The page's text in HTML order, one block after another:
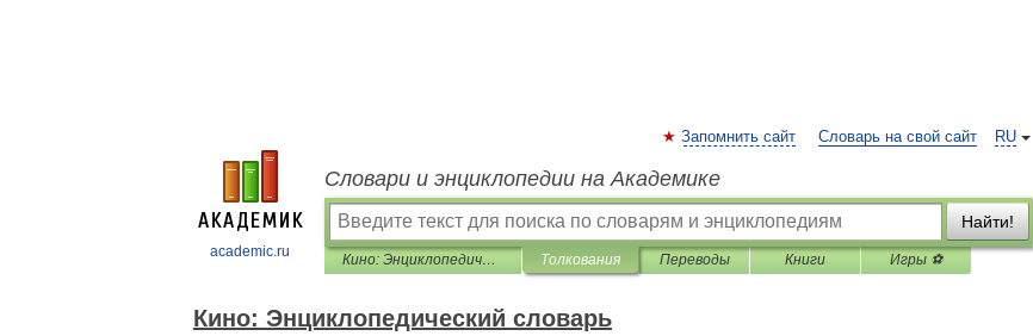
academic.ru
RU
Запомнить сайт Словарь на свой сайт
Словари и энциклопедии на Академике
Найти!
Кино: Энциклопедический словарь Толкования Переводы Книги Игры ⚽
Кино: Энциклопедический словарь